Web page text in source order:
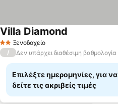
2 ΑστέριαΞενοδοχείο
Villa Diamond
/ Δεν υπάρχει διαθέσιμη βαθμολογία
Επιλέξτε ημερομηνίες, για να
δείτε τις ακριβείς τιμές